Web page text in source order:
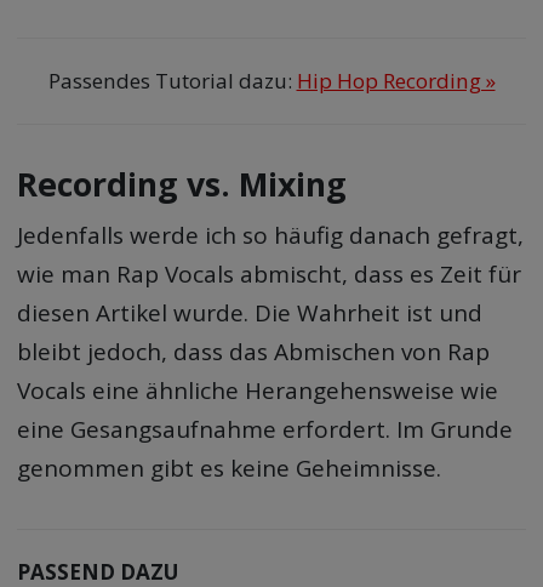
Passendes Tutorial dazu: Hip Hop Recording »
Recording vs. Mixing
Jedenfalls werde ich so häufig danach gefragt,
wie man Rap Vocals abmischt, dass es Zeit für
diesen Artikel wurde. Die Wahrheit ist und
bleibt jedoch, dass das Abmischen von Rap
Vocals eine ähnliche Herangehensweise wie
eine Gesangsaufnahme erfordert. Im Grunde
genommen gibt es keine Geheimnisse.
PASSEND DAZU